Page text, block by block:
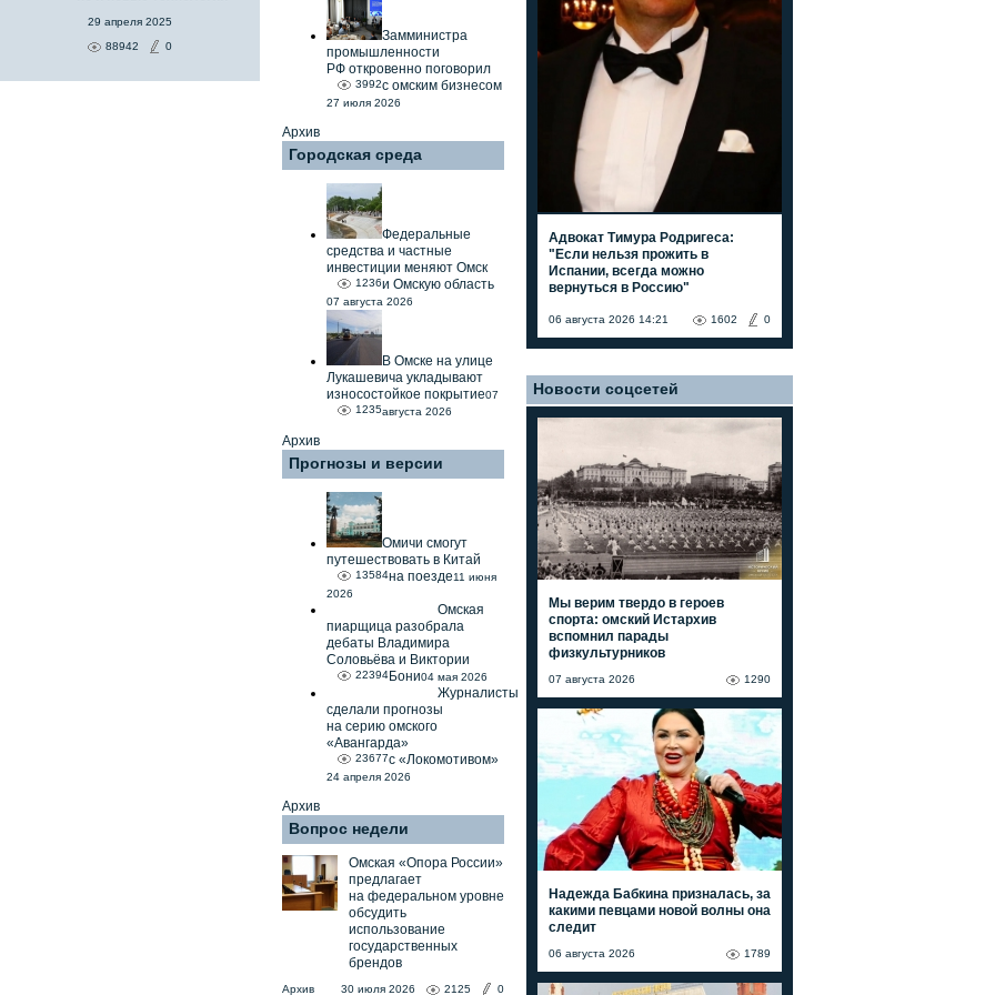
29 апреля 2025
88942
0
Замминистра
промышленности
РФ откровенно поговорил
с омским бизнесом
3992
27 июля 2026
Архив
Городская среда
Федеральные
средства и частные
инвестиции меняют Омск
и Омскую область
1236
07 августа 2026
В Омске на улице
Лукашевича укладывают
износостойкое покрытие
1235
07
августа 2026
Архив
Прогнозы и версии
Омичи смогут
путешествовать в Китай
на поезде
13584
11 июня
2026
Омская
пиарщица разобрала
дебаты Владимира
Соловьёва и Виктории
Бони
22394 04 мая 2026
Журналисты
сделали прогнозы
на серию омского
«Авангарда»
с «Локомотивом»
23677
24 апреля 2026
Архив
Вопрос недели
Омская «Опора России»
предлагает
на федеральном уровне
обсудить
использование
государственных
брендов
Архив 30 июля 2026 2125 0
Адвокат Тимура Родригеса:
"Если нельзя прожить в
Испании, всегда можно
вернуться в Россию"
06 августа 2026 14:21 0
1602
Новости соцсетей
Мы верим твердо в героев
спорта: омский Истархив
вспомнил парады
физкультурников
1290
07 августа 2026
Надежда Бабкина призналась, за
какими певцами новой волны она
следит
1789
06 августа 2026